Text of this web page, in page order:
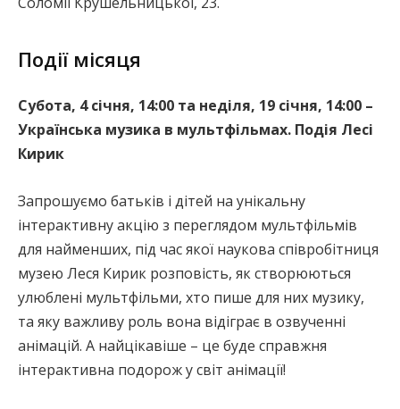
Події місяця
Субота, 4 січня, 14:00 та неділя, 19 січня, 14:00 –
Українська музика в мультфільмах. Подія Лесі
Кирик
Запрошуємо батьків і дітей на унікальну
інтерактивну акцію з переглядом мультфільмів
для найменших, під час якої наукова співробітниця
музею Леся Кирик розповість, як створюються
улюблені мультфільми, хто пише для них музику,
та яку важливу роль вона відіграє в озвученні
анімацій. А найцікавіше – це буде справжня
інтерактивна подорож у світ анімації!